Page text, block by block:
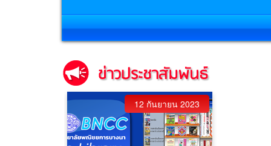
12 กันยายน 2023